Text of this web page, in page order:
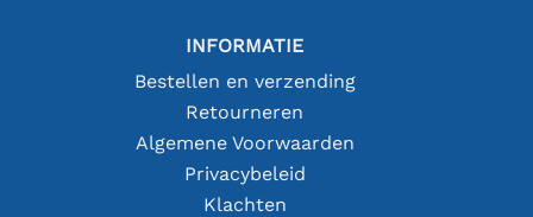
INFORMATIE
Bestellen en verzending
Retourneren
Algemene Voorwaarden
Privacybeleid
Klachten